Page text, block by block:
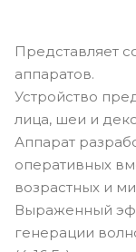
Представляет
аппаратов.
Устройство
лица, шеи и
Аппарат
оперативных
возрастных и
Выраженный
генерации